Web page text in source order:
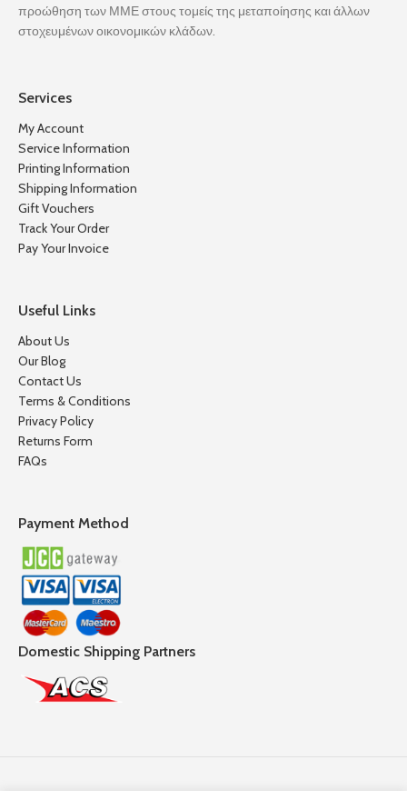
προώθηση των ΜΜΕ στους τομείς της μεταποίησης και άλλων
στοχευμένων οικονομικών κλάδων.
Services
My Account
Service Information
Printing Information
Shipping Information
Gift Vouchers
Track Your Order
Pay Your Invoice
Useful Links
About Us
Our Blog
Contact Us
Terms & Conditions
Privacy Policy
Returns Form
FAQs
Payment Method
Domestic Shipping Partners